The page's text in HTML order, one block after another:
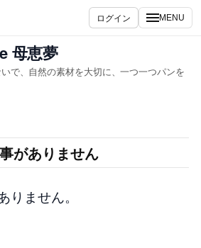
ログイン MENU
母恵夢
で、自然の素材を大切に、一つ一つパンを
がありません
りません。